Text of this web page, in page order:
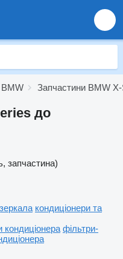
BMW Запчастини BMW
до
запчастина)
кондиціонери та
кондиціонера фільтри-